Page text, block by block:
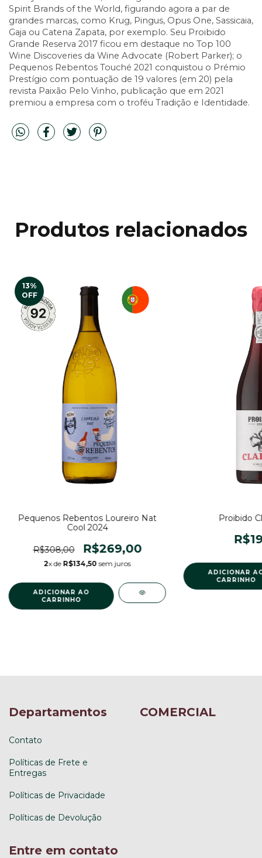
Spirit Brands of the World, figurando agora a par de
grandes marcas, como Krug, Pingus, Opus One, Sassicaia,
Gaja ou Catena Zapata, por exemplo. Seu Proibido
Grande Reserva 2017 ficou em destaque no Top 100
Wine Discoveries da Wine Advocate (Robert Parker); o
Pequenos Rebentos Touché 2021 conquistou o Prémio
Prestígio com pontuação de 19 valores (em 20) pela
revista Paixão Pelo Vinho, publicação que em 2021
premiou a empresa com o troféu Tradição e Identidade.
Produtos relacionados
13%
OFF
Pequenos Rebentos Loureiro Nat
Cool 2024
R$308,00 R$269,00
2x de R$134,50 sem juros
Proibido
Departamentos
Contato
Políticas de Frete e
Entregas
Políticas de Privacidade
Políticas de Devolução
COMERCIAL
Entre em contato